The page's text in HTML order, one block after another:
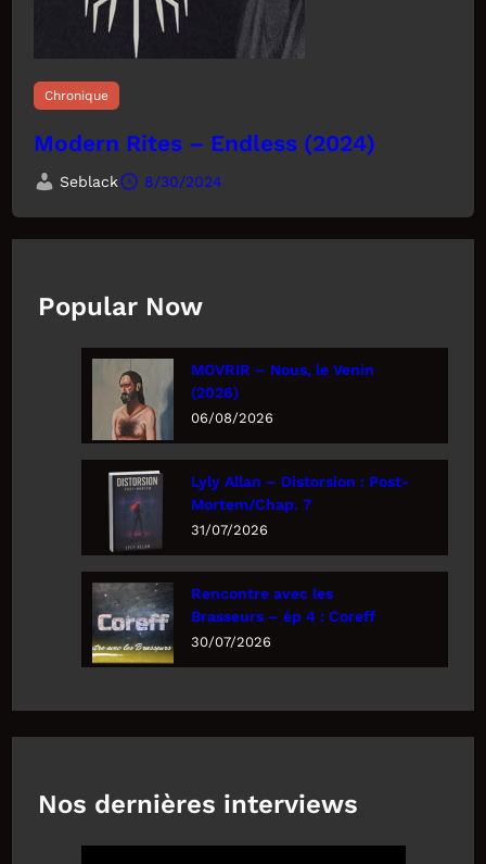
Chronique
Modern Rites – Endless (2024)
Seblack 8/30/2024
Popular Now
MOVRIR – Nous, le Venin
(2026)
06/08/2026
Lyly Allan – Distorsion : Post-
Mortem/Chap. 7
31/07/2026
Rencontre avec les
Brasseurs – ép 4 : Coreff
30/07/2026
Nos dernières interviews